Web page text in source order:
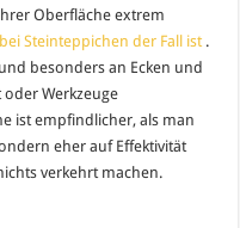
Oberfläche extrem
bei Steinteppichen der Fall ist .
besonders an Ecken und
Werkzeuge
ist empfindlicher, als man
eher auf Effektivität
verkehrt machen.